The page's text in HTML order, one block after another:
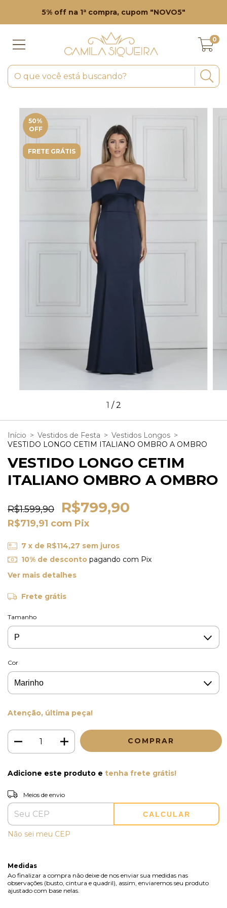
5% off na 1ª compra, cupom "NOVO5"
0
50%
OFF
FRETE GRÁTIS
1 /2
Início > Vestidos de Festa > Vestidos Longos >
VESTIDO LONGO CETIM ITALIANO OMBRO A OMBRO
VESTIDO LONGO CETIM
ITALIANO OMBRO A OMBRO
R$1.599,90 R$799,90
R$719,91 com Pix
7 x de R$114,27 sem juros
10% de descontopagando com Pix
Ver mais detalhes
Frete grátis
Tamanho
Cor
Atenção, última peça!
Adicione este produto e tenha frete grátis!
Entregas para o CEP:
Meios de envio
CALCULAR
Não sei meu CEP
Medidas
Ao finalizar a compra não deixe de nos enviar sua medidas nas
observações (busto, cintura e quadril), assim, enviaremos seu produto
ajustado com base nelas.